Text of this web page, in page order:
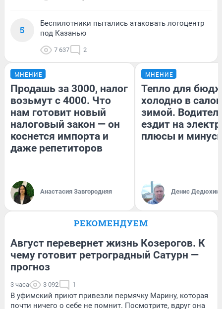
5
Беспилотники пытались атаковать логоцентр
под Казанью
7 637 2
МНЕНИЕ
Продашь за 3000, налог
возьмут с 4000. Что
нам готовит новый
налоговый закон — он
коснется импорта и
даже репетиторов
Анастасия Завгородняя
МНЕНИЕ
Тепло для
холодно в
зимой.
ездит на
плюсы и
Денис Дедюхин
РЕКОМЕНДУЕМ
Август перевернет жизнь Козерогов. К
чему готовит ретроградный Сатурн —
прогноз
3 часа 3 092 1
В уфимский приют привезли пермячку Марину, которая
почти ничего о себе не помнит. Посмотрите, вдруг она